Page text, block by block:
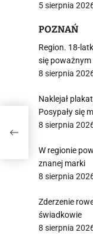
5 sierpnia
POZNAŃ
Region. 18-
się
8 sierpnia
Naklejał
Posypały się
8 sierpnia
W regionie
znanej marki
8 sierpnia
Zderzenie
świadkowie
8 sierpnia